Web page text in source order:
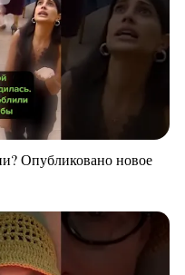
Опубликовано новое